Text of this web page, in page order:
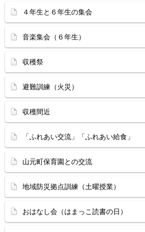
４年生と６年生の集会
音楽集会（６年生）
収穫祭
避難訓練（火災）
収穫間近
「ふれあい交流」「ふれあい給食」
山元町保育園との交流
地域防災拠点訓練（土曜授業）
おはなし会（はまっこ読書の日）